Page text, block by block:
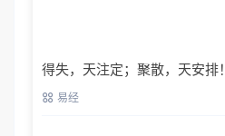
得失，天注定；聚散，天安排！
易经